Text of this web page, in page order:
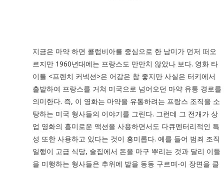
지금은 마약 하면 콜럼비아를 중심으로 한 남미가 먼저 떠오
르지만 1960년대에는 프랑스도 만만치 않았나 보다. 영화 타
이틀 <프렌치 커넥션>은 어감은 참 좋지만 사실은 터키에서
출발하여 프랑스를 거쳐 미국으로 넘어오던 마약 유통 경로를
의미한다. 즉, 이 영화는 마약을 유통하려는 프랑스 조직을 소
탕하는 미국 형사들의 이야기를 그린다. 그런데 그 전개가 상
업 영화의 흥미로운 액션을 사용하면서도 다큐멘터리적인 특
성 또한 사용하고 있다는 것이 흥미롭다. 예를 들어 범죄 조직
일행이 고급 식당, 술집에서 돈을 마구 뿌리는 것과 달리 이들
을 미행하는 형사들은 추위에 발을 동동 구르며-이 장면을 클